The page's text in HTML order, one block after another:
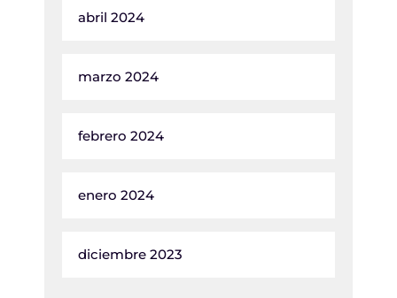
abril 2024
marzo 2024
febrero 2024
enero 2024
diciembre 2023